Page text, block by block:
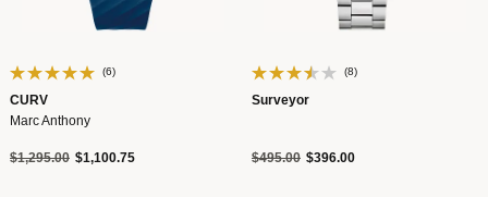
(6)
CURV
Marc Anthony
Precio reducido de
$1,295.00a$1,100.75
(8)
Surveyor
Precio reducido de
$495.00a$396.00